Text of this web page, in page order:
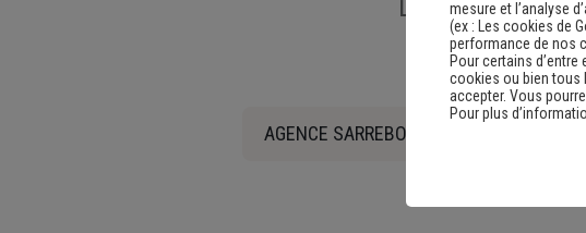
Liens utiles
AGENCE SARREBOURG
mesure et l’analyse
(ex : Les cookies de
performance de nos
Pour certains
cookies ou bien tous
accepter. Vous
Pour plus